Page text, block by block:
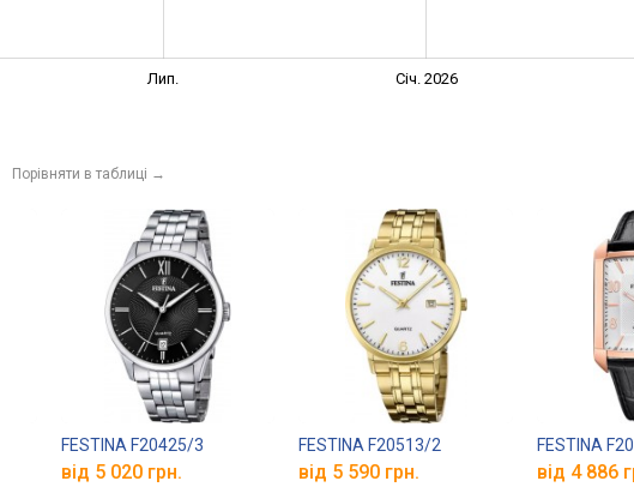
Лип. Січ. 2026
Порівняти в таблиці →
FESTINA F20425/3
від 5 020 грн.
FESTINA F20513/2
від 5 590 грн.
FESTINA
від 4 886